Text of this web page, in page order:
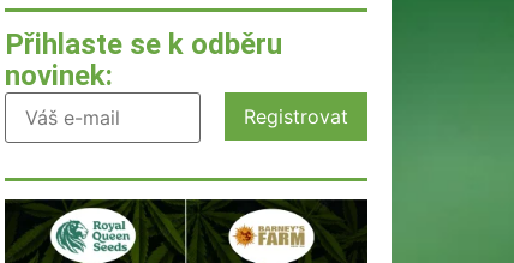
Přihlaste se k odběru
novinek: